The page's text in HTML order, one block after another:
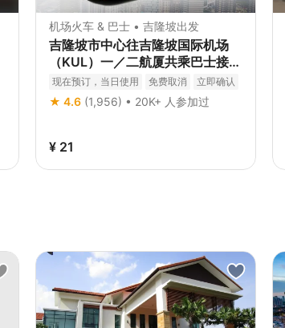
机场火车 & 巴士 • 吉隆坡出发
吉隆坡市中心往吉隆坡国际机场
（KUL）一／二航厦共乘巴士接送
（Aerobus 提供）
现在预订，当日使用 免费取消 立即确认
★ 4.6 (1,956) • 20K+ 人参加过
¥ 21